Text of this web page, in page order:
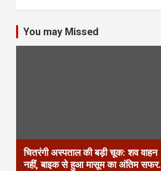
s
t
n
a
You may Missed
चितरंगी अस्पताल की बड़ी चूक: शव वाहन
नहीं, बाइक से हुआ मासूम का अंतिम सफर.